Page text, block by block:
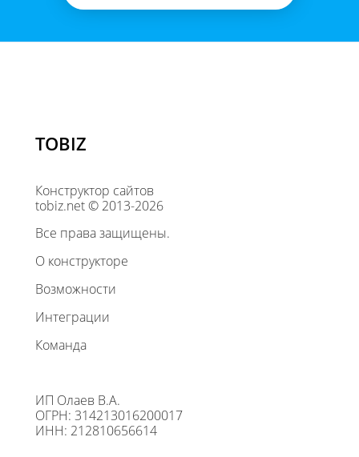
TOBIZ
Конструктор сайтов
tobiz.net © 2013-2026
Все права защищены.
О конструкторе
Возможности
Интеграции
Команда
ИП Олаев В.А.
ОГРН: 314213016200017
ИНН: 212810656614